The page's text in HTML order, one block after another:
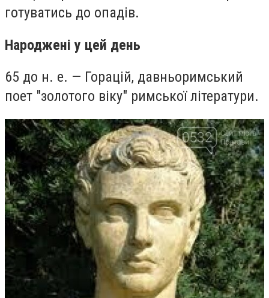
готуватись до опадів.
Народжені у цей день
65 до н. е. — Горацій, давньоримський
поет "золотого віку" римської літератури.